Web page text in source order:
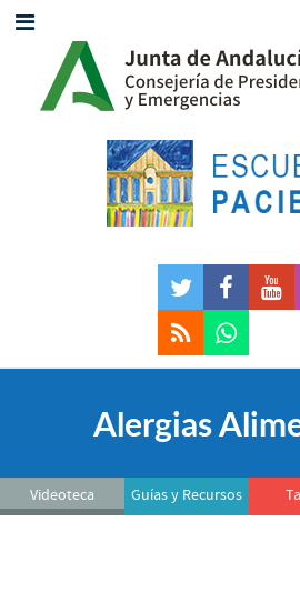
Alergias
Videoteca Guías y Recursos